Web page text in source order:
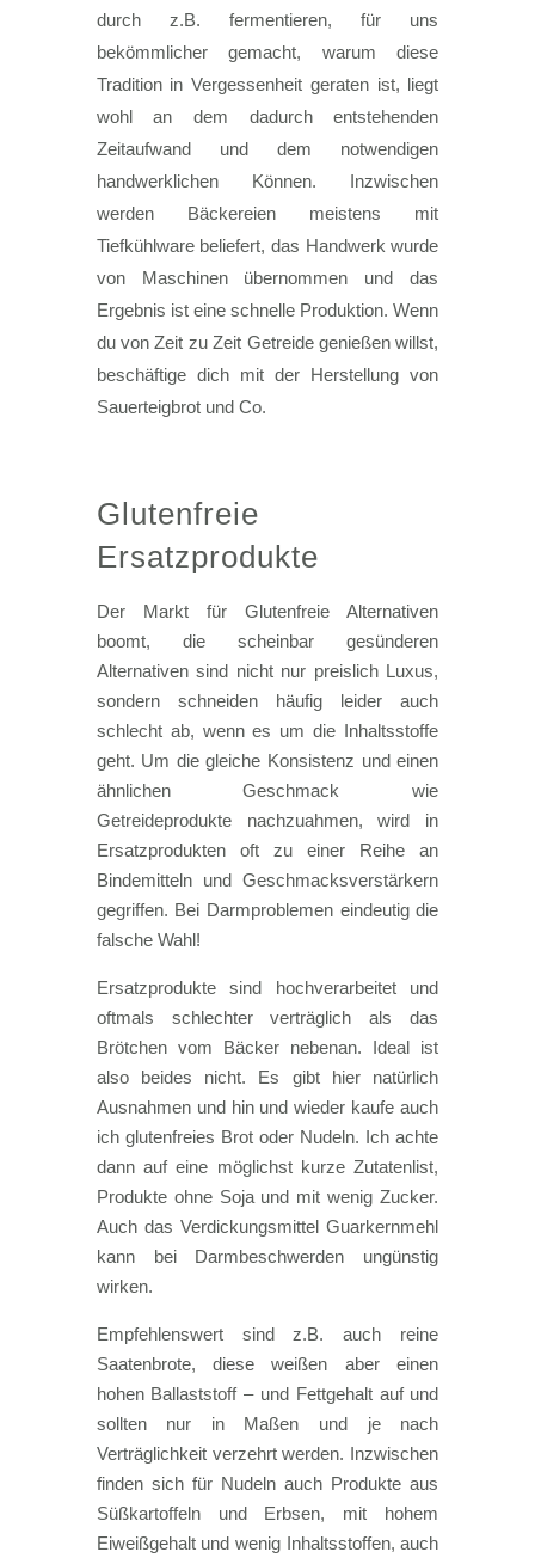
durch z.B. fermentieren, für uns
bekömmlicher gemacht, warum diese
Tradition in Vergessenheit geraten ist, liegt
wohl an dem dadurch entstehenden
Zeitaufwand und dem notwendigen
handwerklichen Können. Inzwischen
werden Bäckereien meistens mit
Tiefkühlware beliefert, das Handwerk wurde
von Maschinen übernommen und das
Ergebnis ist eine schnelle Produktion. Wenn
du von Zeit zu Zeit Getreide genießen willst,
beschäftige dich mit der Herstellung von
Sauerteigbrot und Co.
Glutenfreie
Ersatzprodukte
Der Markt für Glutenfreie Alternativen
boomt, die scheinbar gesünderen
Alternativen sind nicht nur preislich Luxus,
sondern schneiden häufig leider auch
schlecht ab, wenn es um die Inhaltsstoffe
geht. Um die gleiche Konsistenz und einen
ähnlichen Geschmack wie
Getreideprodukte nachzuahmen, wird in
Ersatzprodukten oft zu einer Reihe an
Bindemitteln und Geschmacksverstärkern
gegriffen. Bei Darmproblemen eindeutig die
falsche Wahl!
Ersatzprodukte sind hochverarbeitet und
oftmals schlechter verträglich als das
Brötchen vom Bäcker nebenan. Ideal ist
also beides nicht. Es gibt hier natürlich
Ausnahmen und hin und wieder kaufe auch
ich glutenfreies Brot oder Nudeln. Ich achte
dann auf eine möglichst kurze Zutatenlist,
Produkte ohne Soja und mit wenig Zucker.
Auch das Verdickungsmittel Guarkernmehl
kann bei Darmbeschwerden ungünstig
wirken.
Empfehlenswert sind z.B. auch reine
Saatenbrote, diese weißen aber einen
hohen Ballaststoff – und Fettgehalt auf und
sollten nur in Maßen und je nach
Verträglichkeit verzehrt werden. Inzwischen
finden sich für Nudeln auch Produkte aus
Süßkartoffeln und Erbsen, mit hohem
Eiweißgehalt und wenig Inhaltsstoffen, auch